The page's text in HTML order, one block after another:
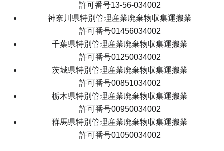
許可番号13-56-034002
神奈川県特別管理産業廃棄物収集運搬業
許可番号01456034002
千葉県特別管理産業廃棄物収集運搬業
許可番号01250034002
茨城県特別管理産業廃棄物収集運搬業
許可番号00851034002
栃木県特別管理産業廃棄物収集運搬業
許可番号00950034002
群馬県特別管理産業廃棄物収集運搬業
許可番号01050034002